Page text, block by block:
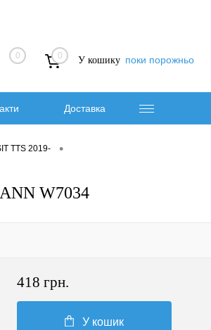
0 0 У кошику поки порожньо
Доставка
TTS 2019- •
W7034
418 грн.
У кошик